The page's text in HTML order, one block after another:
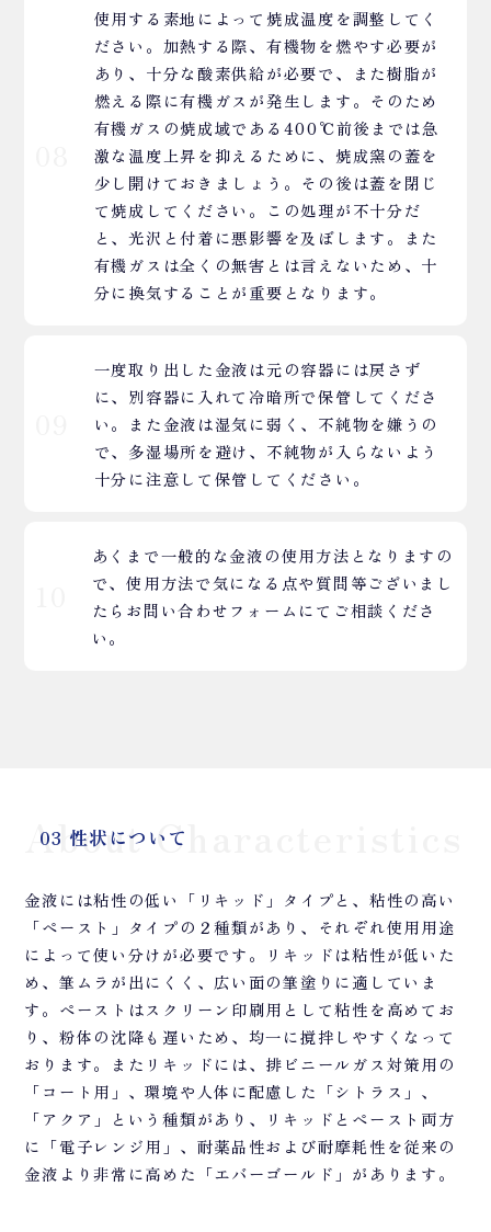
使用する素地によって焼成温度を調整してく
ださい。加熱する際、有機物を燃やす必要が
あり、十分な酸素供給が必要で、また樹脂が
燃える際に有機ガスが発生します。そのため
有機ガスの焼成域である400℃前後までは急
激な温度上昇を抑えるために、焼成窯の蓋を
少し開けておきましょう。その後は蓋を閉じ
て焼成してください。この処理が不十分だ
と、光沢と付着に悪影響を及ぼします。また
有機ガスは全くの無害とは言えないため、十
分に換気することが重要となります。
一度取り出した金液は元の容器には戻さず
に、別容器に入れて冷暗所で保管してくださ
い。また金液は湿気に弱く、不純物を嫌うの
で、多湿場所を避け、不純物が入らないよう
十分に注意して保管してください。
あくまで一般的な金液の使用方法となりますの
で、使用方法で気になる点や質問等ございまし
たらお問い合わせフォームにてご相談くださ
い。
03 性状について
About Characteristics
金液には粘性の低い「リキッド」タイプと、粘性の高い
「ペースト」タイプの２種類があり、それぞれ使用用途
によって使い分けが必要です。リキッドは粘性が低いた
め、筆ムラが出にくく、広い面の筆塗りに適していま
す。ペーストはスクリーン印刷用として粘性を高めてお
り、粉体の沈降も遅いため、均一に撹拌しやすくなって
おります。またリキッドには、排ビニールガス対策用の
「コート用」、環境や人体に配慮した「シトラス」、
「アクア」という種類があり、リキッドとペースト両方
に「電子レンジ用」、耐薬品性および耐摩耗性を従来の
金液より非常に高めた「エバーゴールド」があります。